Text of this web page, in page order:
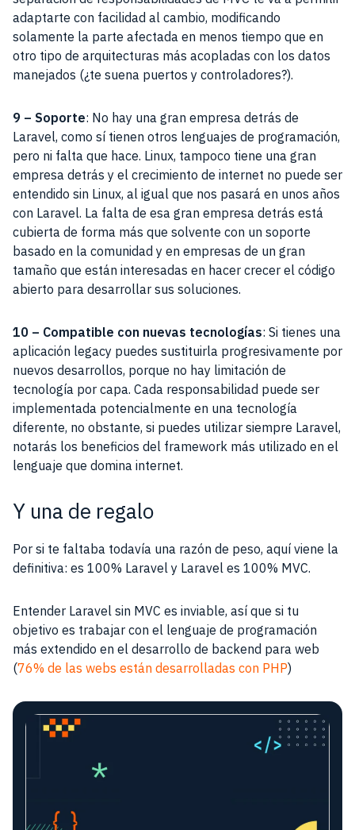
adaptarte con facilidad al cambio, modificando
solamente la parte afectada en menos tiempo que en
otro tipo de arquitecturas más acopladas con los datos
manejados (¿te suena puertos y controladores?).
9 – Soporte: No hay una gran empresa detrás de
Laravel, como sí tienen otros lenguajes de programación,
pero ni falta que hace. Linux, tampoco tiene una gran
empresa detrás y el crecimiento de internet no puede ser
entendido sin Linux, al igual que nos pasará en unos años
con Laravel. La falta de esa gran empresa detrás está
cubierta de forma más que solvente con un soporte
basado en la comunidad y en empresas de un gran
tamaño que están interesadas en hacer crecer el código
abierto para desarrollar sus soluciones.
10 – Compatible con nuevas tecnologías: Si tienes una
aplicación legacy puedes sustituirla progresivamente por
nuevos desarrollos, porque no hay limitación de
tecnología por capa. Cada responsabilidad puede ser
implementada potencialmente en una tecnología
diferente, no obstante, si puedes utilizar siempre Laravel,
notarás los beneficios del framework más utilizado en el
lenguaje que domina internet.
Y una de regalo
Por si te faltaba todavía una razón de peso, aquí viene la
definitiva: es 100% Laravel y Laravel es 100% MVC.
Entender Laravel sin MVC es inviable, así que si tu
objetivo es trabajar con el lenguaje de programación
más extendido en el desarrollo de backend para web
(76% de las webs están desarrolladas con PHP)